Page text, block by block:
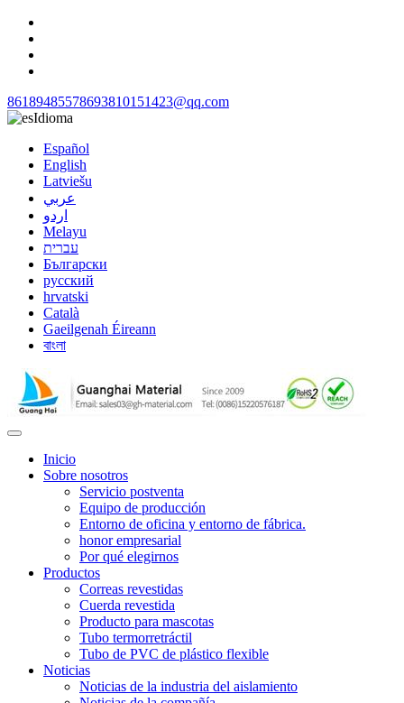
86189485578693810151423@qq.com
Idioma
Español
English
Latviešu
عربي
اردو
Melayu
עברית
Български
русский
hrvatski
Català
Gaeilgenah Éireann
বাংলা
Inicio
Sobre nosotros
Servicio postventa
Equipo de producción
Entorno de oficina y entorno de fábrica.
honor empresarial
Por qué elegirnos
Productos
Correas revestidas
Cuerda revestida
Producto para mascotas
Tubo termorretráctil
Tubo de PVC de plástico flexible
Noticias
Noticias de la industria del aislamiento